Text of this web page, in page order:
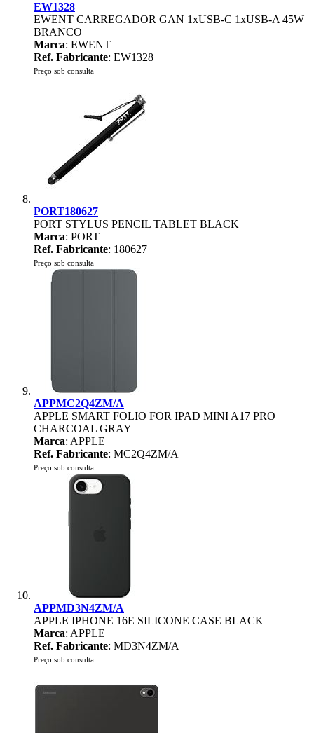
EW1328
EWENT CARREGADOR GAN 1xUSB-C 1xUSB-A 45W
BRANCO
Marca: EWENT
Ref. Fabricante: EW1328
Preço sob consulta
PORT180627
PORT STYLUS PENCIL TABLET BLACK
Marca: PORT
Ref. Fabricante: 180627
Preço sob consulta
APPMC2Q4ZM/A
APPLE SMART FOLIO FOR IPAD MINI A17 PRO
CHARCOAL GRAY
Marca: APPLE
Ref. Fabricante: MC2Q4ZM/A
Preço sob consulta
APPMD3N4ZM/A
APPLE IPHONE 16E SILICONE CASE BLACK
Marca: APPLE
Ref. Fabricante: MD3N4ZM/A
Preço sob consulta